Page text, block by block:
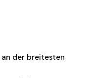
an der breitesten